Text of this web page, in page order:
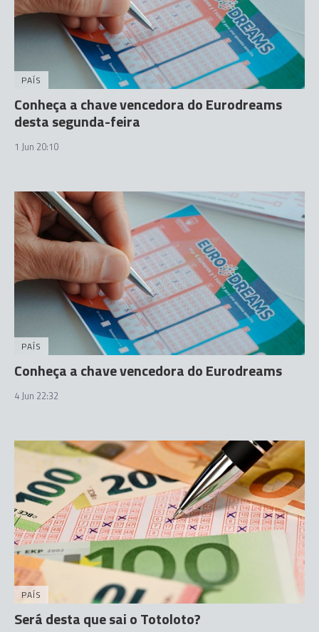
PAÍS
Conheça a chave vencedora do Eurodreams
desta segunda-feira
1 Jun 20:10
PAÍS
Conheça a chave vencedora do Eurodreams
4 Jun 22:32
PAÍS
Será desta que sai o Totoloto?